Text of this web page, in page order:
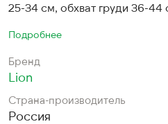
25-34 см, обхват груди 36-44
Подробнее
Бренд
Lion
Страна-производитель
Россия